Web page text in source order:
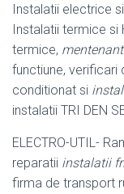
Instalatii electrice
Instalatii termice si
termice,
functiune, verificari
conditionat si
instalatii TRI DEN
ELECTRO-UTIL-
reparatii instalatii
firma de transport